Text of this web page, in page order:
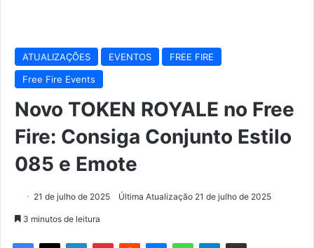
ATUALIZAÇÕES EVENTOS
FREE FIRE
Free Fire Events
Novo TOKEN ROYALE no Free
Fire: Consiga Conjunto Estilo
085 e Emote
21 de julho de 2025 Última Atualização 21 de julho de 2025
3 minutos de leitura